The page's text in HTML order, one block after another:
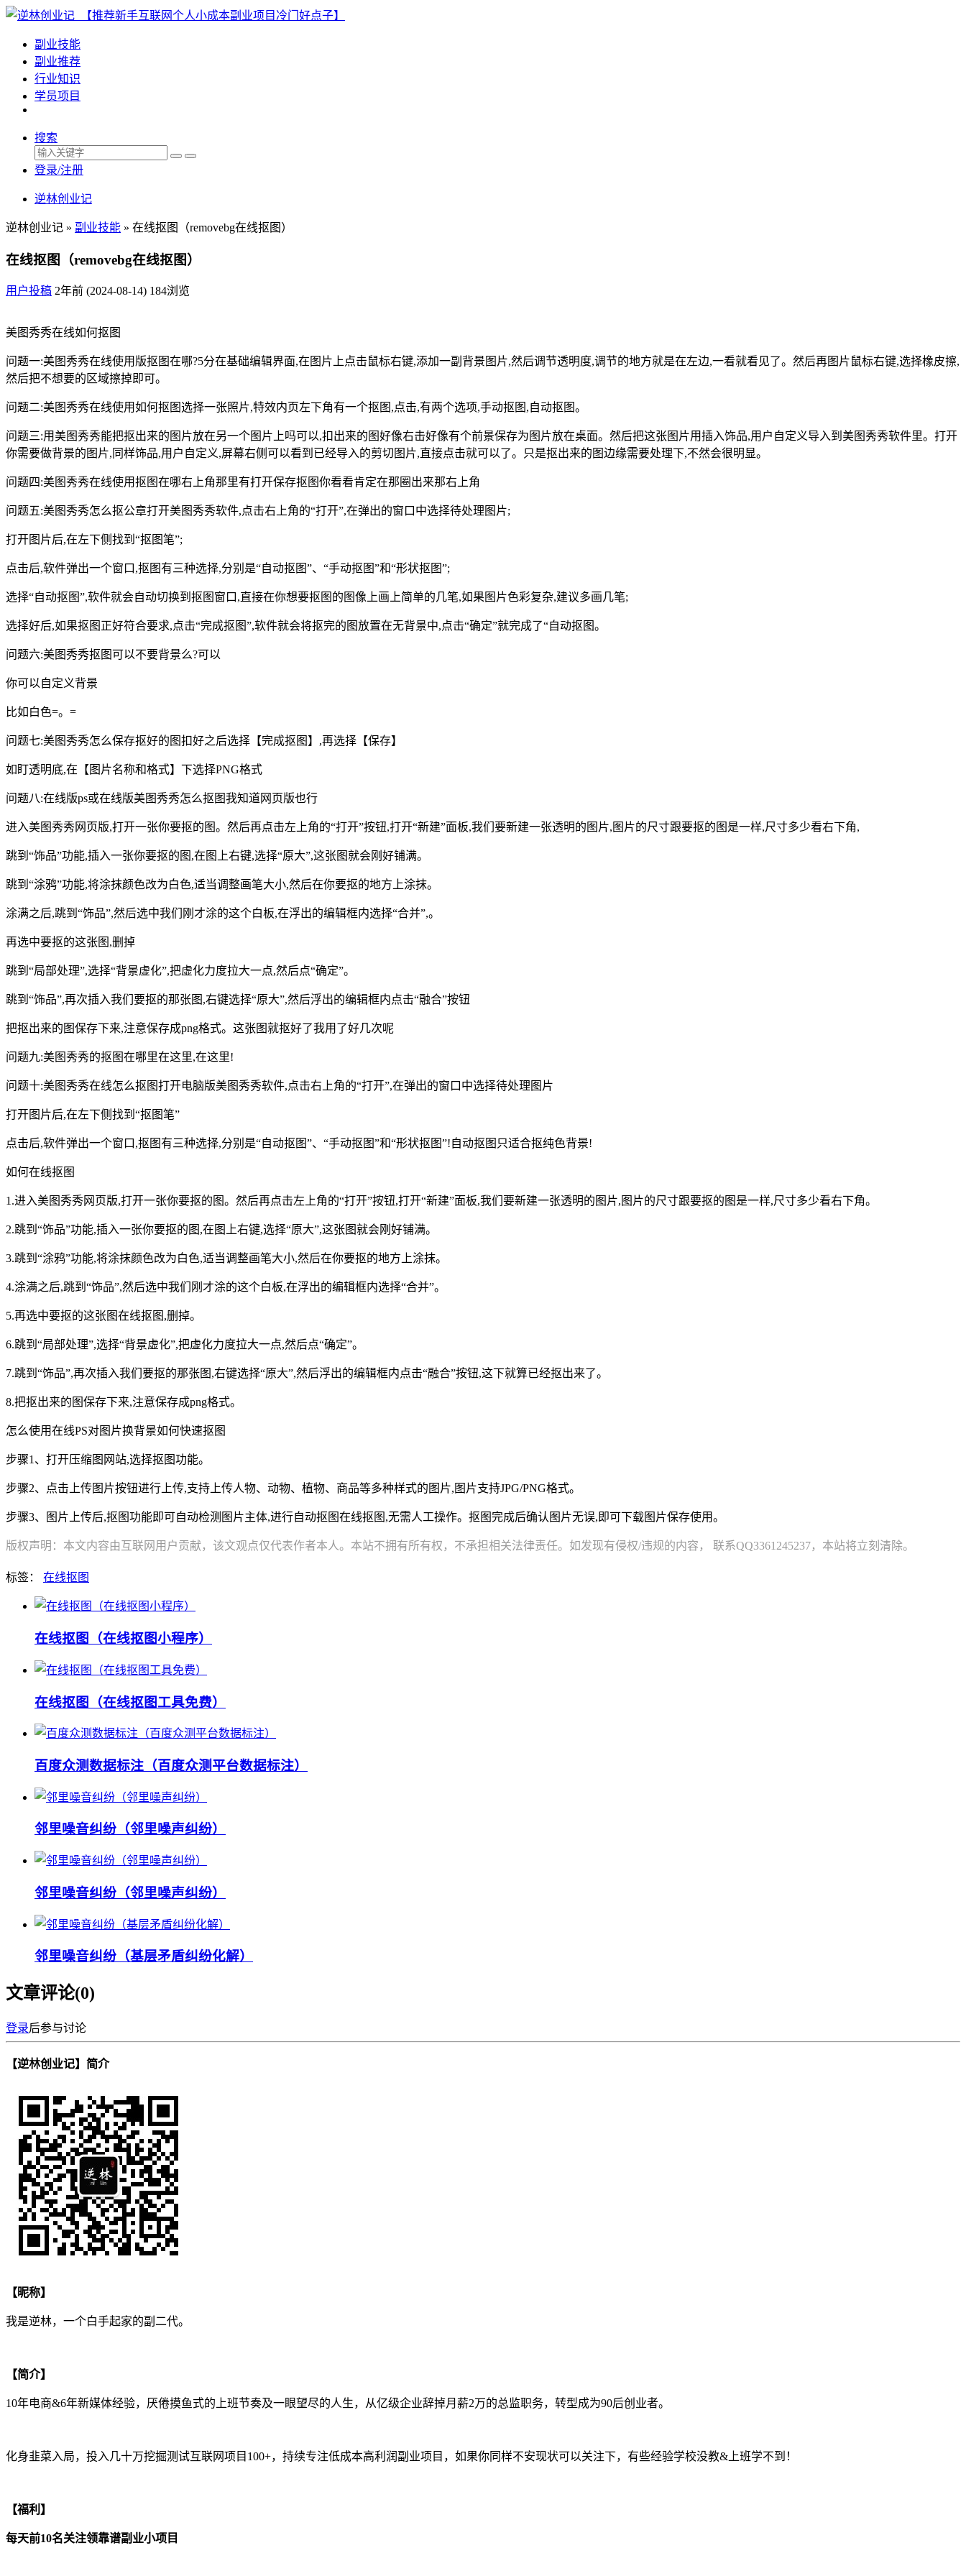
副业技能
副业推荐
行业知识
学员项目
搜索
登录/注册
逆林创业记
逆林创业记 » 副业技能 » 在线抠图（removebg在线抠图）
在线抠图（removebg在线抠图）
用户投稿 2年前 (2024-08-14) 184浏览
美图秀秀在线如何抠图
问题一:美图秀秀在线使用版抠图在哪?5分在基础编辑界面,在图片上点击鼠标右键,添加一副背景图片,然后调节透明度,调节的地方就是在左边,一看就看见了。然后再图片鼠标右键,选择橡皮擦,
然后把不想要的区域擦掉即可。
问题二:美图秀秀在线使用如何抠图选择一张照片,特效内页左下角有一个抠图,点击,有两个选项,手动抠图,自动抠图。
问题三:用美图秀秀能把抠出来的图片放在另一个图片上吗可以,扣出来的图好像右击好像有个前景保存为图片放在桌面。然后把这张图片用插入饰品,用户自定义导入到美图秀秀软件里。打开
你需要做背景的图片,同样饰品,用户自定义,屏幕右侧可以看到已经导入的剪切图片,直接点击就可以了。只是抠出来的图边缘需要处理下,不然会很明显。
问题四:美图秀秀在线使用抠图在哪右上角那里有打开保存抠图你看看肯定在那圈出来那右上角
问题五:美图秀秀怎么抠公章打开美图秀秀软件,点击右上角的“打开”,在弹出的窗口中选择待处理图片;
打开图片后,在左下侧找到“抠图笔”;
点击后,软件弹出一个窗口,抠图有三种选择,分别是“自动抠图”、“手动抠图”和“形状抠图”;
选择“自动抠图”,软件就会自动切换到抠图窗口,直接在你想要抠图的图像上画上简单的几笔,如果图片色彩复杂,建议多画几笔;
选择好后,如果抠图正好符合要求,点击“完成抠图”,软件就会将抠完的图放置在无背景中,点击“确定”就完成了“自动抠图。
问题六:美图秀秀抠图可以不要背景么?可以
你可以自定义背景
比如白色=。=
问题七:美图秀秀怎么保存抠好的图扣好之后选择【完成抠图】,再选择【保存】
如盯透明底,在【图片名称和格式】下选择PNG格式
问题八:在线版ps或在线版美图秀秀怎么抠图我知道网页版也行
进入美图秀秀网页版,打开一张你要抠的图。然后再点击左上角的“打开”按钮,打开“新建”面板,我们要新建一张透明的图片,图片的尺寸跟要抠的图是一样,尺寸多少看右下角,
跳到“饰品”功能,插入一张你要抠的图,在图上右键,选择“原大”,这张图就会刚好铺满。
跳到“涂鸦”功能,将涂抹颜色改为白色,适当调整画笔大小,然后在你要抠的地方上涂抹。
涂满之后,跳到“饰品”,然后选中我们刚才涂的这个白板,在浮出的编辑框内选择“合并”,。
再选中要抠的这张图,删掉
跳到“局部处理”,选择“背景虚化”,把虚化力度拉大一点,然后点“确定”。
跳到“饰品”,再次插入我们要抠的那张图,右键选择“原大”,然后浮出的编辑框内点击“融合”按钮
把抠出来的图保存下来,注意保存成png格式。这张图就抠好了我用了好几次呢
问题九:美图秀秀的抠图在哪里在这里,在这里!
问题十:美图秀秀在线怎么抠图打开电脑版美图秀秀软件,点击右上角的“打开”,在弹出的窗口中选择待处理图片
打开图片后,在左下侧找到“抠图笔”
点击后,软件弹出一个窗口,抠图有三种选择,分别是“自动抠图”、“手动抠图”和“形状抠图”!自动抠图只适合抠纯色背景!
如何在线抠图
1.进入美图秀秀网页版,打开一张你要抠的图。然后再点击左上角的“打开”按钮,打开“新建”面板,我们要新建一张透明的图片,图片的尺寸跟要抠的图是一样,尺寸多少看右下角。
2.跳到“饰品”功能,插入一张你要抠的图,在图上右键,选择“原大”,这张图就会刚好铺满。
3.跳到“涂鸦”功能,将涂抹颜色改为白色,适当调整画笔大小,然后在你要抠的地方上涂抹。
4.涂满之后,跳到“饰品”,然后选中我们刚才涂的这个白板,在浮出的编辑框内选择“合并”。
5.再选中要抠的这张图在线抠图,删掉。
6.跳到“局部处理”,选择“背景虚化”,把虚化力度拉大一点,然后点“确定”。
7.跳到“饰品”,再次插入我们要抠的那张图,右键选择“原大”,然后浮出的编辑框内点击“融合”按钮,这下就算已经抠出来了。
8.把抠出来的图保存下来,注意保存成png格式。
怎么使用在线PS对图片换背景如何快速抠图
步骤1、打开压缩图网站,选择抠图功能。
步骤2、点击上传图片按钮进行上传,支持上传人物、动物、植物、商品等多种样式的图片,图片支持JPG/PNG格式。
步骤3、图片上传后,抠图功能即可自动检测图片主体,进行自动抠图在线抠图,无需人工操作。抠图完成后确认图片无误,即可下载图片保存使用。
版权声明：本文内容由互联网用户贡献，该文观点仅代表作者本人。本站不拥有所有权，不承担相关法律责任。如发现有侵权/违规的内容， 联系QQ3361245237，本站将立刻清除。
标签： 在线抠图
在线抠图（在线抠图小程序）
在线抠图（在线抠图工具免费）
百度众测数据标注（百度众测平台数据标注）
邻里噪音纠纷（邻里噪声纠纷）
邻里噪音纠纷（邻里噪声纠纷）
邻里噪音纠纷（基层矛盾纠纷化解）
文章评论(0)
登录后参与讨论
【逆林创业记】简介
【昵称】
我是逆林，一个白手起家的副二代。
【简介】
10年电商&6年新媒体经验，厌倦摸鱼式的上班节奏及一眼望尽的人生，从亿级企业辞掉月薪2万的总监职务，转型成为90后创业者。
化身韭菜入局，投入几十万挖掘测试互联网项目100+，持续专注低成本高利润副业项目，如果你同样不安现状可以关注下，有些经验学校没教&上班学不到！
【福利】
每天前10名关注领靠谱副业小项目